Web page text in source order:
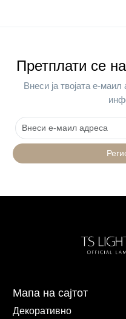
Претплати се
Внеси ја твојата е-маил
Мапа на сајтот
Декоративно